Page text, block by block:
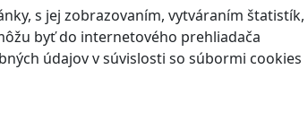
s jej zobrazovaním, vytváraním štatistík,
byť do internetového prehliadača
údajov v súvislosti so súbormi cookies